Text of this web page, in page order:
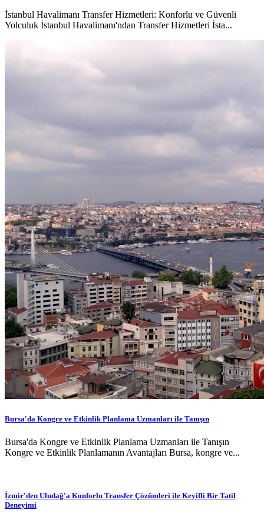
İstanbul Havalimanı Transfer Hizmetleri: Konforlu ve Güvenli
Yolculuk İstanbul Havalimanı'ndan Transfer Hizmetleri İsta...
Bursa'da Kongre ve Etkinlik Planlama Uzmanları ile Tanışın
Bursa'da Kongre ve Etkinlik Planlama Uzmanları ile Tanışın
Kongre ve Etkinlik Planlamanın Avantajları Bursa, kongre ve...
İzmir'den Uludağ'a Konforlu Transfer Çözümleri ile Keyifli Bir Tatil
Deneyimi